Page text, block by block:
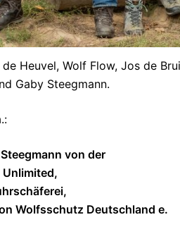
Heuvel, Wolf Flow, Jos de
Gaby Steegmann.
von der
Wolfsschutz Deutschland e.